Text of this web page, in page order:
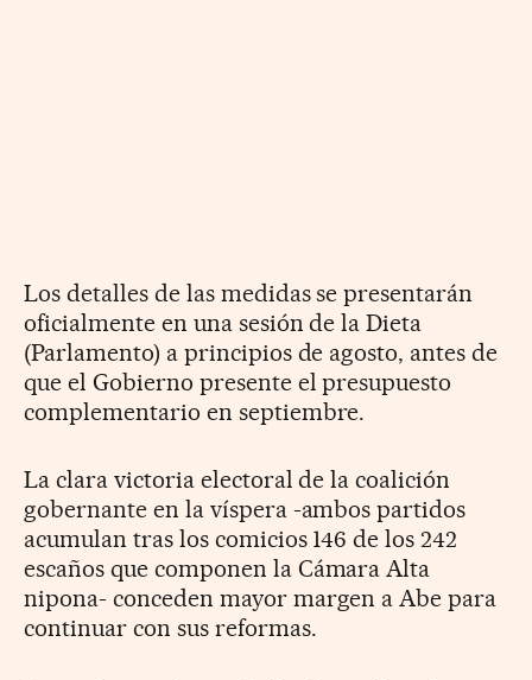
Los detalles de las medidas se presentarán
oficialmente en una sesión de la Dieta
(Parlamento) a principios de agosto, antes de
que el Gobierno presente el presupuesto
complementario en septiembre.
La clara victoria electoral de la coalición
gobernante en la víspera -ambos partidos
acumulan tras los comicios 146 de los 242
escaños que componen la Cámara Alta
nipona- conceden mayor margen a Abe para
continuar con sus reformas.